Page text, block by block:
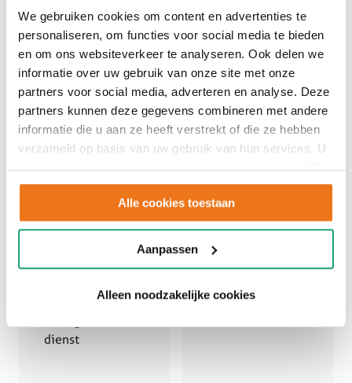
We gebruiken cookies om content en advertenties te
personaliseren, om functies voor social media te bieden
en om ons websiteverkeer te analyseren. Ook delen we
informatie over uw gebruik van onze site met onze
partners voor social media, adverteren en analyse. Deze
partners kunnen deze gegevens combineren met andere
informatie die u aan ze heeft verstrekt of die ze hebben
verzameld op basis van uw gebruik van hun services. U
gaat akkoord met onze cookies als u onze website blijft
gebruiken.
Alle cookies toestaan
Aanpassen
Alleen noodzakelijke cookies
0
+
dienst
Klanttevredenhei
d